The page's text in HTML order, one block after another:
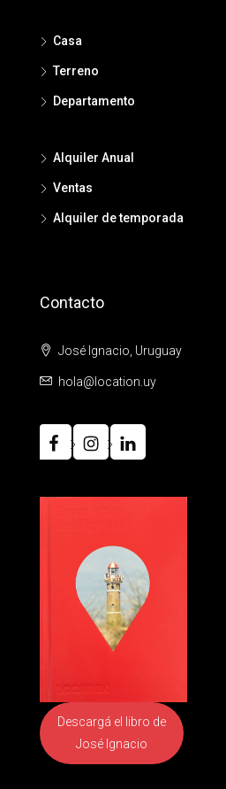
Casa
Terreno
Departamento
Alquiler Anual
Ventas
Alquiler de temporada
Contacto
José Ignacio, Uruguay
hola@location.uy
Descargá el libro de
José Ignacio